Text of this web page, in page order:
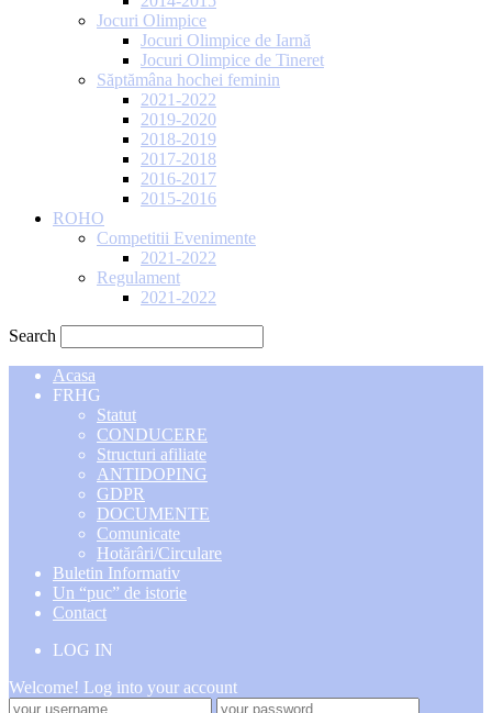
Jocuri Olimpice
Jocuri Olimpice de Iarnă
Jocuri Olimpice de Tineret
Săptămâna hochei feminin
2021-2022
2019-2020
2018-2019
2017-2018
2016-2017
2015-2016
ROHO
Competitii Evenimente
2021-2022
Regulament
2021-2022
Search
Acasa
FRHG
Statut
CONDUCERE
Structuri afiliate
ANTIDOPING
GDPR
DOCUMENTE
Comunicate
Hotărâri/Circulare
Buletin Informativ
Un “puc” de istorie
Contact
LOG IN
Welcome! Log into your account